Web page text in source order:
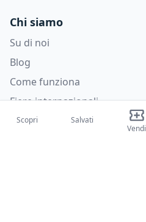
Chi siamo
Su di noi
Blog
Come funziona
Fiere internazionali
Creator Program
Scopri
Salvati
Vendi